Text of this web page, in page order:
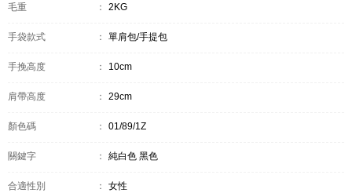
毛重 ： 2KG
手袋款式 ： 單肩包/手提包
手挽高度 ： 10cm
肩帶高度 ： 29cm
顏色碼 ： 01/89/1Z
關鍵字 ： 純白色 黑色
合適性別 ： 女性